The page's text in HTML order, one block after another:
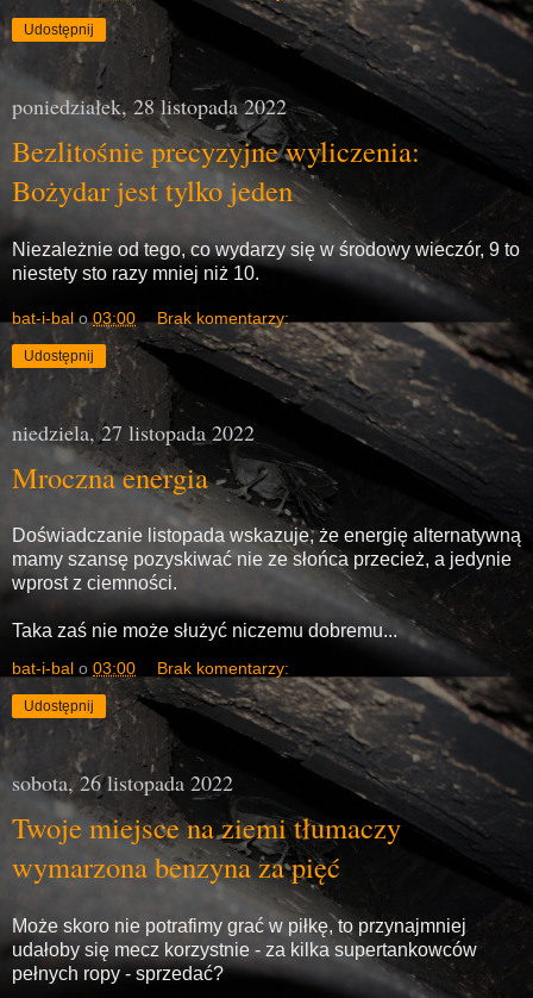
Udostępnij
poniedziałek, 28 listopada 2022
Bezlitośnie precyzyjne wyliczenia:
Bożydar jest tylko jeden
Niezależnie od tego, co wydarzy się w środowy wieczór, 9 to
niestety sto razy mniej niż 10.
bat-i-bal o03:00 Brak komentarzy:
Udostępnij
niedziela, 27 listopada 2022
Mroczna energia
Doświadczanie listopada wskazuje, że energię alternatywną
mamy szansę pozyskiwać nie ze słońca przecież, a jedynie
wprost z ciemności.
Taka zaś nie może służyć niczemu dobremu...
bat-i-bal o 03:00 Brak komentarzy:
Udostępnij
sobota, 26 listopada 2022
Twoje miejsce na ziemi tłumaczy
wymarzona benzyna za pięć
Może skoro nie potrafimy grać w piłkę, to przynajmniej
udałoby się mecz korzystnie - za kilka supertankowców
pełnych ropy - sprzedać?